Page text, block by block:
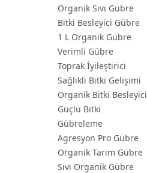
Organik Sıvı Gübre
Bitki Besleyici Gübre
1 L Organik Gübre
Verimli Gübre
Toprak İyileştirici
Sağlıklı Bitki Gelişimi
Organik Bitki Besleyici
Güçlü Bitki
Gübreleme
Agresyon Pro Gübre
Organik Tarım Gübre
Sıvı Organik Gübre